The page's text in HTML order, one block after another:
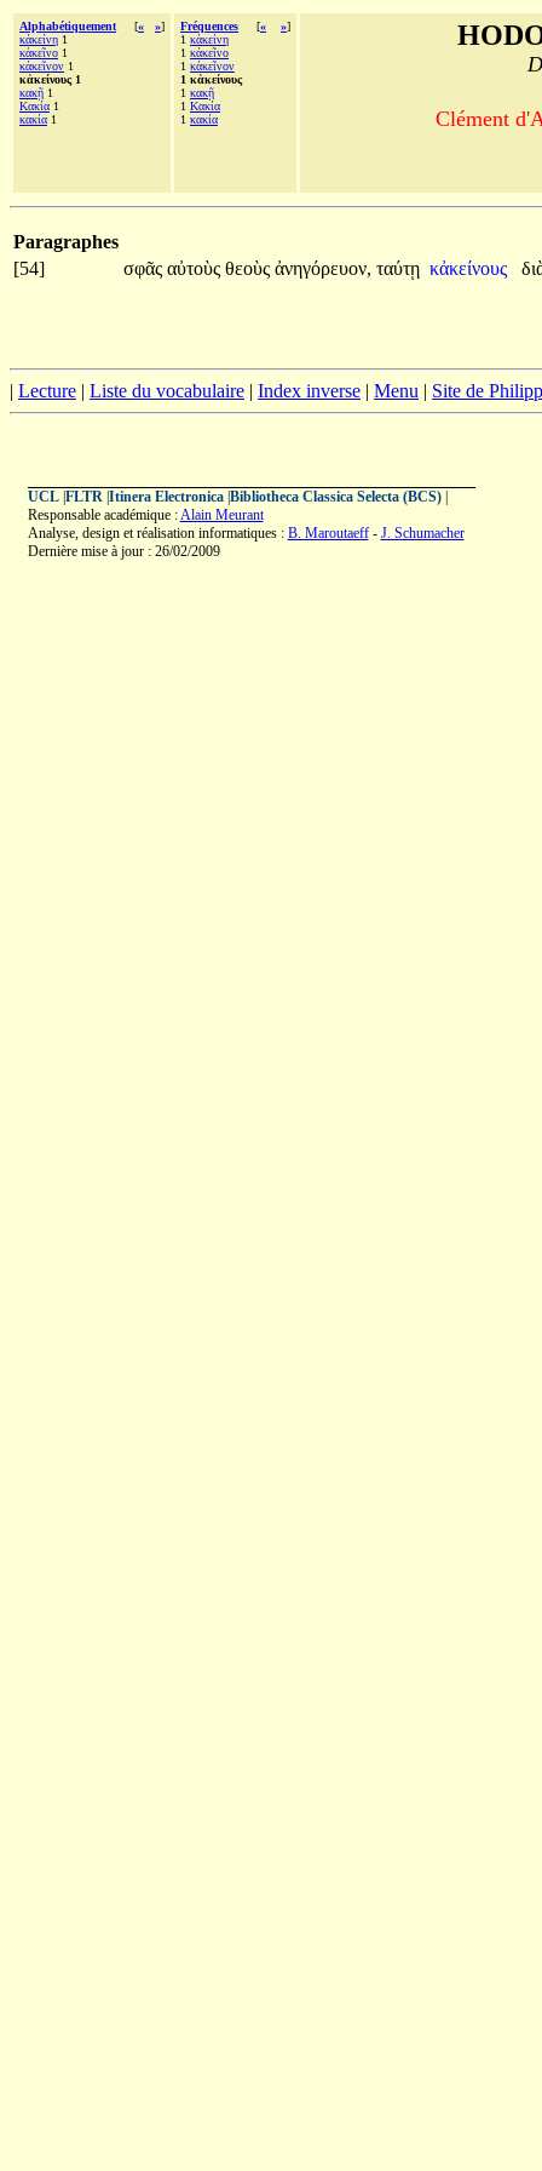
Alphabétiquement [« »]
κἀκείνη 1
κἀκεῖνο 1
κἀκεῖνον 1
κἀκείνους 1
κακῇ 1
Κακία 1
κακία 1
Fréquences [« »]
1 κἀκείνη
1 κἀκεῖνο
1 κἀκεῖνον
1 κἀκείνους
1 κακῇ
1 Κακία
1 κακία Clément
Paragraphes
[54]
σφᾶς αὐτοὺς θεοὺς ἀνηγόρευον, ταύτῃ κἀκείνους
| Lecture | Liste du vocabulaire | Index inverse | Menu | Site de
UCL| FLTR| Itinera Electronica| Bibliotheca Classica Selecta (BCS)|
Responsable académique :Alain Meurant
Analyse, design et réalisation informatiques : B. Maroutaeff- J. Schumacher
Dernière mise à jour : 26/02/2009